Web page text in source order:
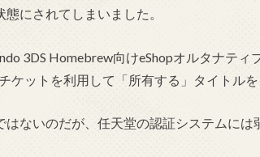
にされてしまいました。
3DS Homebrew向けeShopオルタナティ
ケットを利用して「所有する」タイトルを
はないのだが、任天堂の認証システムに